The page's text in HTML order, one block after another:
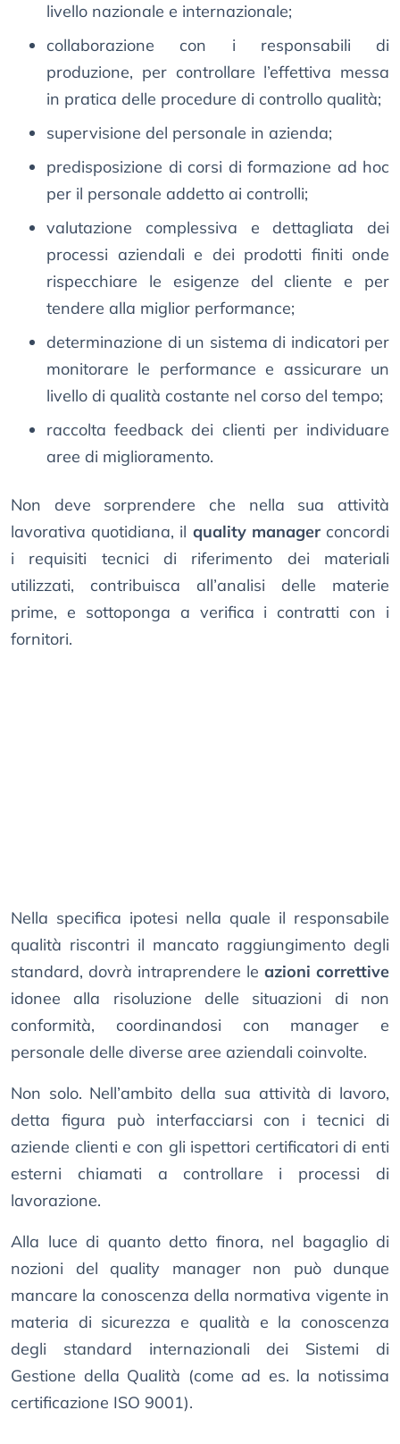
livello nazionale e internazionale;
collaborazione con i responsabili di
produzione, per controllare l’effettiva messa
in pratica delle procedure di controllo qualità;
supervisione del personale in azienda;
predisposizione di corsi di formazione ad hoc
per il personale addetto ai controlli;
valutazione complessiva e dettagliata dei
processi aziendali e dei prodotti finiti onde
rispecchiare le esigenze del cliente e per
tendere alla miglior performance;
determinazione di un sistema di indicatori per
monitorare le performance e assicurare un
livello di qualità costante nel corso del tempo;
raccolta feedback dei clienti per individuare
aree di miglioramento.
Non deve sorprendere che nella sua attività
lavorativa quotidiana, il quality managerconcordi
i requisiti tecnici di riferimento dei materiali
utilizzati, contribuisca all’analisi delle materie
prime, e sottoponga a verifica i contratti con i
fornitori.
Nella specifica ipotesi nella quale il responsabile
qualità riscontri il mancato raggiungimento degli
standard, dovrà intraprendere le azioni correttive
idonee alla risoluzione delle situazioni di non
conformità, coordinandosi con manager e
personale delle diverse aree aziendali coinvolte.
Non solo. Nell’ambito della sua attività di lavoro,
detta figura può interfacciarsi con i tecnici di
aziende clienti e con gli ispettori certificatori di enti
esterni chiamati a controllare i processi di
lavorazione.
Alla luce di quanto detto finora, nel bagaglio di
nozioni del quality manager non può dunque
mancare la conoscenza della normativa vigente in
materia di sicurezza e qualità e la conoscenza
degli standard internazionali dei Sistemi di
Gestione della Qualità (come ad es. la notissima
certificazione ISO 9001).